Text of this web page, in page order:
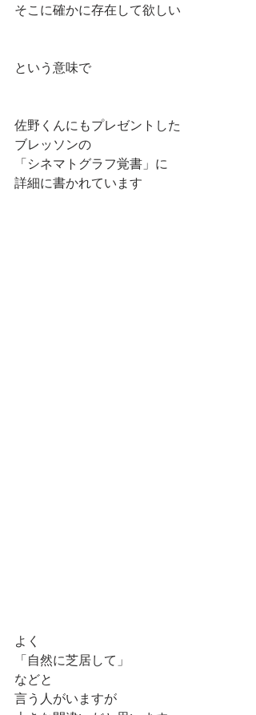
そこに確かに存在して欲しい
という意味で
佐野くんにもプレゼントした
ブレッソンの
「シネマトグラフ覚書」に
詳細に書かれています
よく
「自然に芝居して」
などと
言う人がいますが